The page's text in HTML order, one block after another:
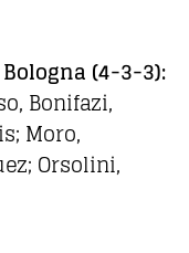
(4-3-3):
Bonifazi,
Moro,
Orsolini,